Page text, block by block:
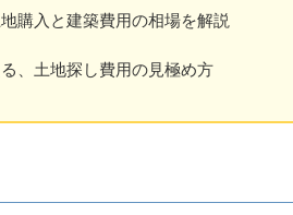
購入と建築費用の相場を解説
、土地探し費用の見極め方